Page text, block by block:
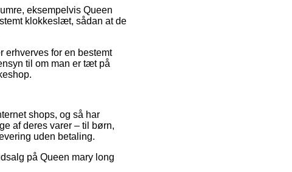
eksempelvis Queen
klokkeslæt, sådan at de
erhverves for en bestemt
til om man er tæt på
shops, og så har
af deres varer – til børn,
uden betaling.
på Queen mary long